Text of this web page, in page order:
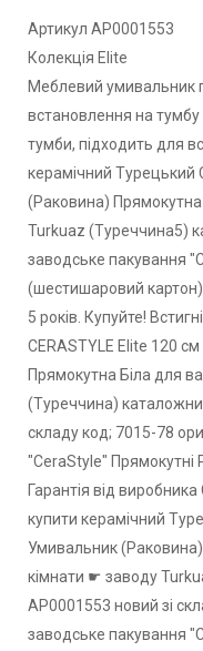
Артикул АР0001553
Колекція Elite
Меблевий умивальник
встановлення на тумбу
тумби, підходить для
керамічний Турецький
(Раковина) Прямокутна
Turkuaz (Туреччина5)
заводське пакування
(шестишаровий картон)
5 років. Купуйте!
CERASTYLE Elite 120
Прямокутна Біла для
(Туреччина)
складу код; 7015-78
"CeraStyle"
Гарантія від виробника
купити керамічний
Умивальник
кімнати ☛ заводу
АР0001553 новий зі
заводське пакування